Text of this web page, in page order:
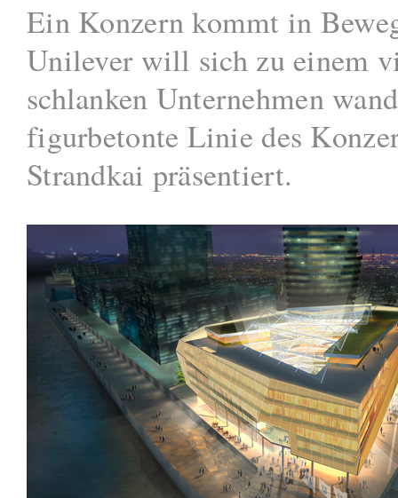
Ein Konzern kommt in
Unilever will sich zu einem
schlanken Unternehmen
figurbetonte Linie des
Strandkai präsentiert.